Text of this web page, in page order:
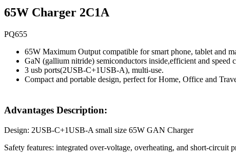
65W Charger 2C1A
PQ655
65W Maximum Output compatible for smart phone, tablet and
GaN (gallium nitride) semiconductors inside,efficient and speed
3 usb ports(2USB-C+1USB-A), multi-use.
Compact and portable design, perfect for Home, Office and
Advantages Description:
Design: 2USB-C+1USB-A small size 65W GAN Charger
Safety features: integrated over-voltage, overheating, and short-circuit